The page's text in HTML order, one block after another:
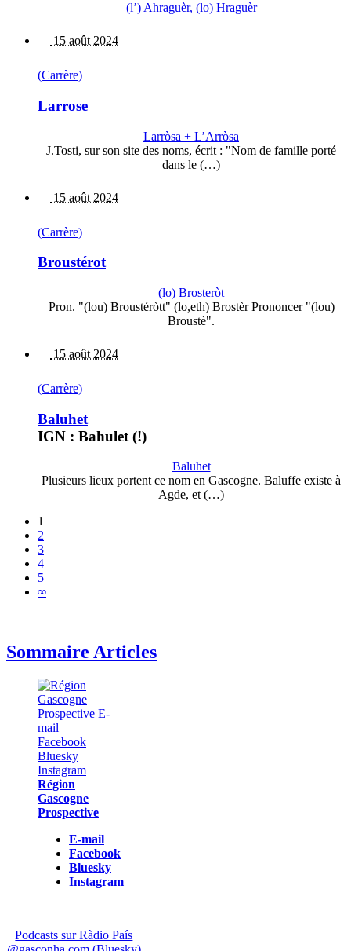
(l’) Ahraguèr, (lo) Hraguèr
15 août 2024
(Carrère)
Larrose
Larròsa + L’Arròsa
J.Tosti, sur son site des noms, écrit : "Nom de famille porté
dans le (…)
15 août 2024
(Carrère)
Broustérot
(lo) Brosteròt
Pron. "(lou) Broustéròtt" (lo,eth) Brostèr Prononcer "(lou)
Broustè".
15 août 2024
(Carrère)
Baluhet
IGN : Bahulet (!)
Baluhet
Plusieurs lieux portent ce nom en Gascogne. Baluffe existe à
Agde, et (…)
1
2
3
4
5
∞
Sommaire Articles
Région
Gascogne
Prospective
E-mail
Facebook
Bluesky
Instagram
Podcasts sur Ràdio País